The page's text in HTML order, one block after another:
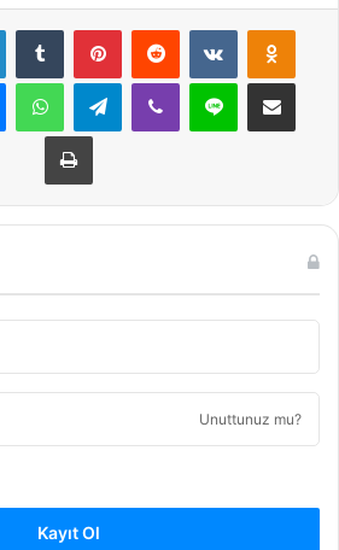
LinkedInTumblr PinterestReddit VKontakte
MessengerWhatsAppTelegramViber Line E-Posta ile
Yazdır
Unuttunuz mu?
Kayıt Ol